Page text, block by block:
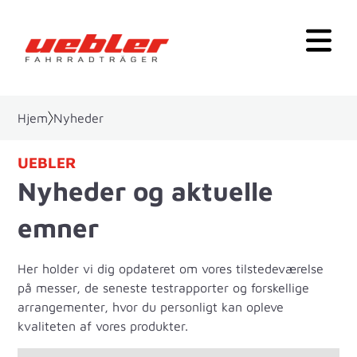
Hjem Nyheder
UEBLER
Nyheder og aktuelle
emner
Her holder vi dig opdateret om vores tilstedeværelse
på messer, de seneste testrapporter og forskellige
arrangementer, hvor du personligt kan opleve
kvaliteten af vores produkter.